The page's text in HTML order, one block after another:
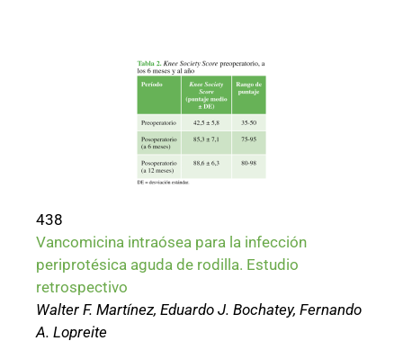
438
Vancomicina intraósea para la infección
periprotésica aguda de rodilla. Estudio
retrospectivo
Walter F. Martínez, Eduardo J. Bochatey, Fernando
A. Lopreite